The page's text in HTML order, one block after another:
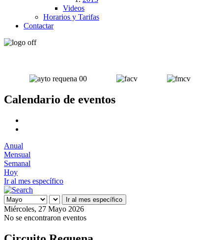
Videos
Horarios y Tarifas
Contactar
Calendario de eventos
Anual
Mensual
Semanal
Hoy
Ir al mes específico
Ir al mes específico
Miércoles, 27 Mayo 2026
No se encontraron eventos